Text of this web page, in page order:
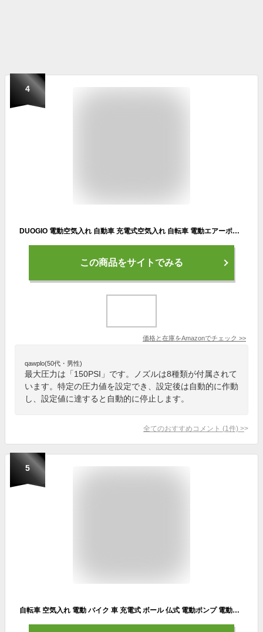
4
DUOGIO 電動空気入れ 自動車 充電式空気入れ 自転車 電動エアーポンプPSE認証済 コードレス エアーポンプ 急速空気充填25L/min バイク 電動コンプレッサー 最大圧力150PSI メモリ機能 自動停止 LEDディスプレイ ポータブルカー ロードバイク 自転車 クロスバイク対応 8*バルブ(米式・仏式・英式・ボール・浮き輪適応) 収納バッグ付 日本語マニュアル
この商品をサイトでみる
価格と在庫をAmazonでチェック >>
qawplo(50代・男性)
最大圧力は「150PSI」です。ノズルは8種類が付属されて
います。特定の圧力値を設定でき、設定後は自動的に作動
し、設定値に達すると自動的に停止します。
全てのおすすめコメント (1 件) >
5
自転車 空気入れ 電動 バイク 車 充電式 ボール 仏式 電動ポンプ 電動空気入れ エアポンプ 自動車 タイヤ コンパクト コードレス エアーポンプ 小型 軽量 携帯 クロスバイク 浮き輪 ロードバイク エアコンプレッサー 最大圧力150PSI 電動エアーポンプ エアーコンプレッサー